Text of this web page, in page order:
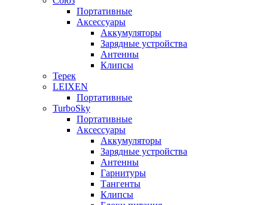
Портативные
Аксессуары
Аккумуляторы
Зарядные устройства
Антенны
Клипсы
Терек
LEIXEN
Портативные
TurboSky
Портативные
Аксессуары
Аккумуляторы
Зарядные устройства
Антенны
Гарнитуры
Тангенты
Клипсы